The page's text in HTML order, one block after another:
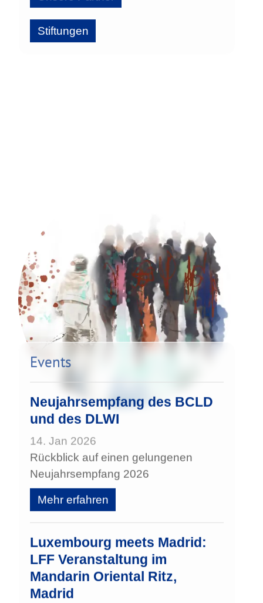
Stiftungen
Events
Neujahrsempfang des BCLD
und des DLWI
14. Jan 2026
Rückblick auf einen gelungenen
Neujahrsempfang 2026
Mehr erfahren
Luxembourg meets Madrid:
LFF Veranstaltung im
Mandarin Oriental Ritz,
Madrid